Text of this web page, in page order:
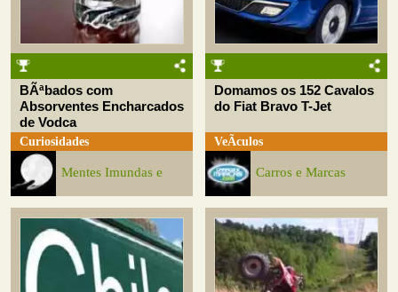
BÃªbados com
Absorventes Encharcados
de Vodca
Curiosidades
Mentes Imundas e
Domamos os 152 Cavalos
do Fiat Bravo T-Jet
VeÃ­culos
Carros e Marcas